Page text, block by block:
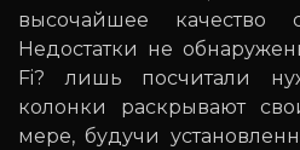
высочайшее качество
Недостатки не
Fi? лишь посчитали
колонки раскрывают
мере, будучи